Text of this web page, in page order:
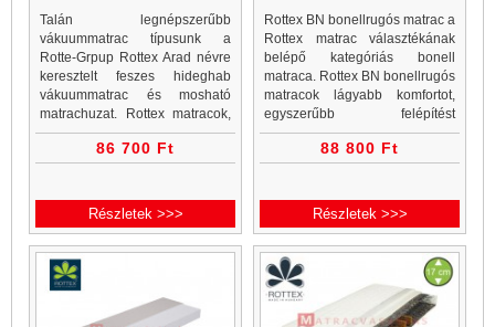
Talán legnépszerűbb
vákuummatrac típusunk a
Rotte-Grpup Rottex Arad névre
keresztelt feszes hideghab
vákuummatrac és mosható
matrachuzat. Rottex matracok,
vákuummatrac webáruház és
vákuummatrac rendelés egy
86 700 Ft
Részletek >>>
Rottex BN bonellrugós matrac a
Rottex matrac választékának
belépő kategóriás bonell
matraca. Rottex BN bonellrugós
matracok lágyabb komfortot,
egyszerűbb felépítést
jelentenek. Bonell matrac
vásárlás a Matrac Vásárlás
88 800 Ft
Részletek >>>